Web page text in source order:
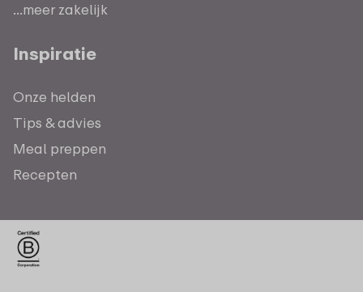
...meer zakelijk
Inspiratie
Onze helden
Tips & advies
Meal preppen
Recepten